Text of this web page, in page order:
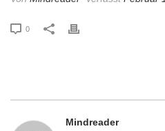
0
Mindreader